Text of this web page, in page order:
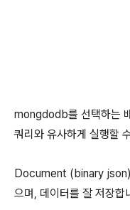
mongdodb를 선택하는
쿼리와 유사하게 실행할
Document (binary json)
으며, 데이터를 잘 저장